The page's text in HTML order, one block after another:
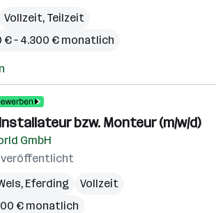
Vollzeit, Teilzeit
€ – 4.300 € monatlich
Installateur bzw. Monteur (m/w/d)
GmbH
veröffentlicht
, Eferding
Vollzeit
€ monatlich